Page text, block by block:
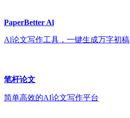
PaperBetter Al
Al论文写作工具，一键生成万字初稿
笔杆论文
简单高效的AI论文写作平台